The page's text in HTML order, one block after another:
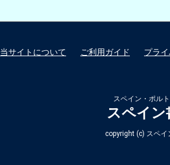
当サイトについて ご利用ガイド プラ
スペイン・ポル
スペイン
copyright (c) スペ